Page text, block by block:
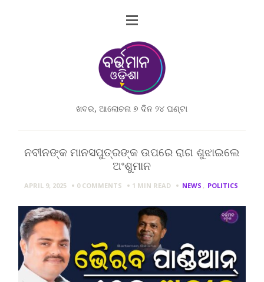
ଖବର, ଆଲୋଚନା ୭ ଦିନ ୨୪ ଘଣ୍ଟା
ନବୀନଙ୍କ ମାନସପୁତ୍ରଙ୍କ ଉପରେ ରାଗ ଶୁଝାଇଲେ
ଅଂଶୁମାନ
APRIL 9, 2025 0 COMMENTS 1 MIN READ NEWS , POLITICS